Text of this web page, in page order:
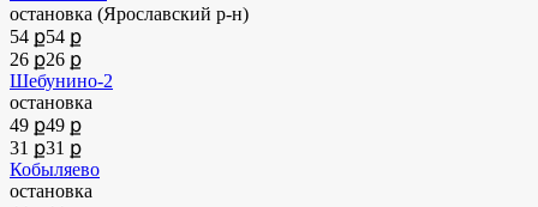
остановка (Ярославский р-н)
54 ք54 ք
26 ք26 ք
Шебунино-2
остановка
49 ք49 ք
31 ք31 ք
Кобыляево
остановка